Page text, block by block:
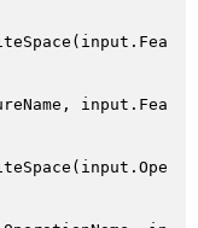
input.Fea